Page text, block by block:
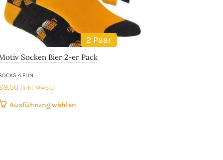
2 Paar
Socken Bier 2-er Pack
4 FUN
9,50 (Inkl. MwSt.)
Ausführung wählen